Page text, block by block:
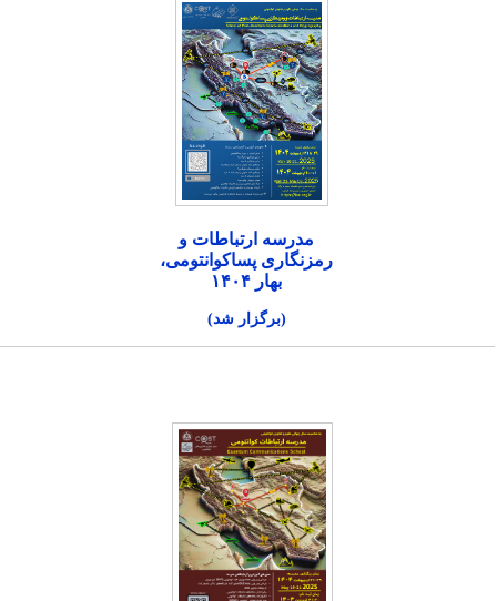
مدرسه ارتباطات و
رمزنگاری پساکوانتومی،
بهار ۱۴۰۴
(برگزار شد)